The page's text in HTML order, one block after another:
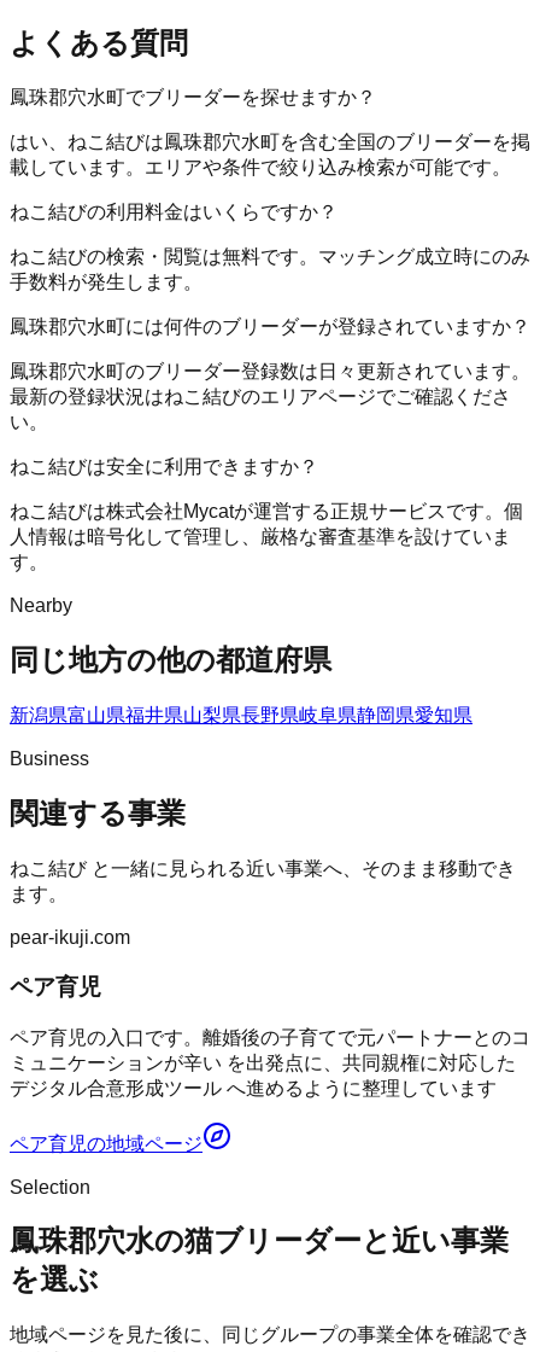
よくある質問
鳳珠郡穴水町でブリーダーを探せますか？
はい、ねこ結びは鳳珠郡穴水町を含む全国のブリーダーを掲
載しています。エリアや条件で絞り込み検索が可能です。
ねこ結びの利用料金はいくらですか？
ねこ結びの検索・閲覧は無料です。マッチング成立時にのみ
手数料が発生します。
鳳珠郡穴水町には何件のブリーダーが登録されていますか？
鳳珠郡穴水町のブリーダー登録数は日々更新されています。
最新の登録状況はねこ結びのエリアページでご確認くださ
い。
ねこ結びは安全に利用できますか？
ねこ結びは株式会社Mycatが運営する正規サービスです。個
人情報は暗号化して管理し、厳格な審査基準を設けていま
す。
Nearby
同じ地方の他の都道府県
新潟県富山県福井県山梨県長野県岐阜県静岡県愛知県
Business
関連する事業
ねこ結びと一緒に見られる近い事業へ、そのまま移動でき
ます。
pear-ikuji.com
ペア育児
ペア育児の入口です。離婚後の子育てで元パートナーとのコ
ミュニケーションが辛い を出発点に、共同親権に対応した
デジタル合意形成ツール へ進めるように整理しています
ペア育児の地域ページ
Selection
鳳珠郡穴水の猫ブリーダーと近い事業
を選ぶ
地域ページを見た後に、同じグループの事業全体を確認でき